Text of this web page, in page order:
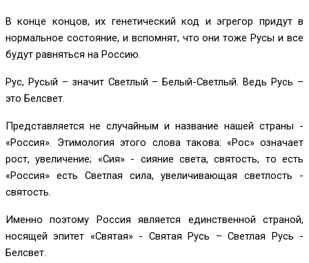
В конце концов, их генетический код и эгрегор придут в
нормальное состояние, и вспомнят, что они тоже Русы и все
будут равняться на Россию.
Рус, Русый – значит Светлый – Белый-Светлый. Ведь Русь –
это Белсвет.
Представляется не случайным и название нашей страны -
«Россия». Этимология этого слова такова: «Рос» означает
рост, увеличение; «Сия» - сияние света, святость, то есть
«Россия» есть Светлая сила, увеличивающая светлость -
святость.
Именно поэтому Россия является единственной страной,
носящей эпитет «Святая» - Святая Русь – Светлая Русь -
Белсвет.